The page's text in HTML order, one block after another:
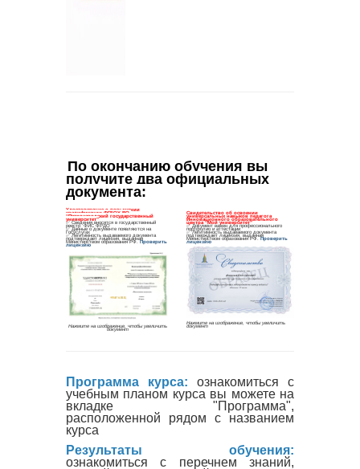
По окончанию обучения вы
получите два официальных
документа:
Программа курса: ознакомиться с
учебным планом курса вы можете на
вкладке "Программа",
расположенной рядом с названием
курса
Результаты обучения:
ознакомиться с перечнем знаний,